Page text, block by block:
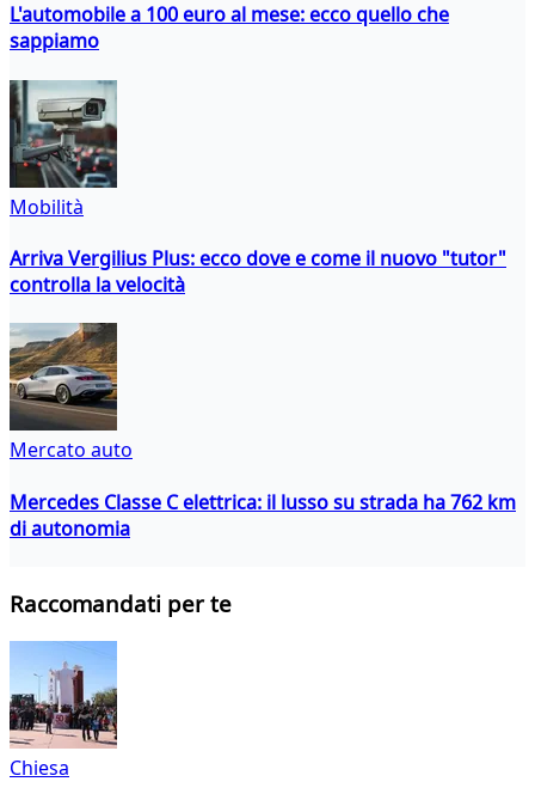
L'automobile a 100 euro al mese: ecco quello che
sappiamo
Mobilità
Arriva Vergilius Plus: ecco dove e come il nuovo "tutor"
controlla la velocità
Mercato auto
Mercedes Classe C elettrica: il lusso su strada ha 762 km
di autonomia
Raccomandati per te
Chiesa